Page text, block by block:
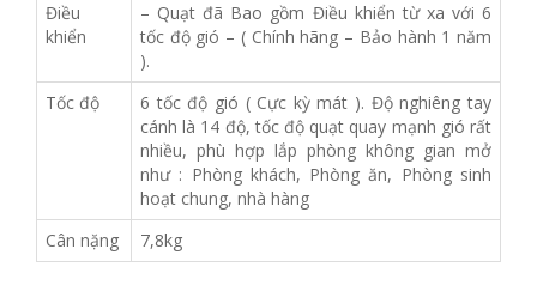
Điều
khiển
– Quạt đã Bao gồm Điều khiển từ xa với 6
tốc độ gió – ( Chính hãng – Bảo hành 1 năm
).
Tốc độ
6 tốc độ gió ( Cực kỳ mát ). Độ nghiêng tay
cánh là 14 độ, tốc độ quạt quay mạnh gió rất
nhiều, phù hợp lắp phòng không gian mở
như : Phòng khách, Phòng ăn, Phòng sinh
hoạt chung, nhà hàng
Cân nặng
7,8kg